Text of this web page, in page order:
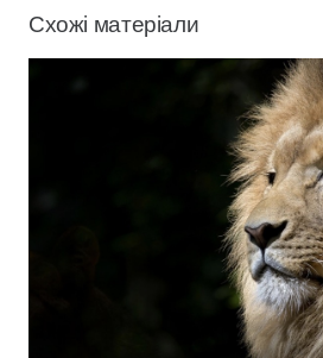
Схожі матеріали